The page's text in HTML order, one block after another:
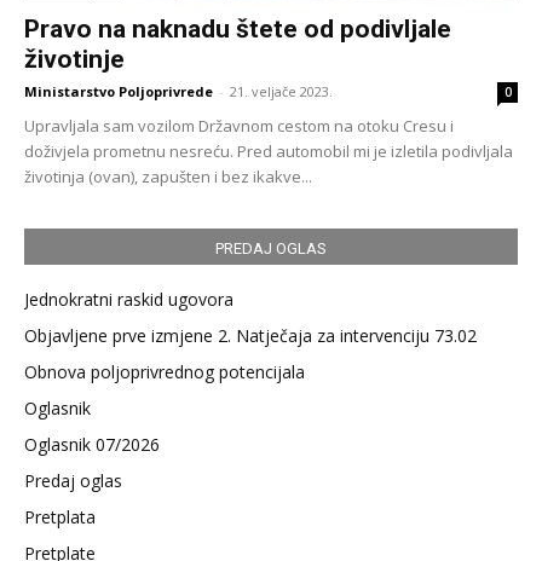
Pravo na naknadu štete od podivljale
životinje
Ministarstvo Poljoprivrede - 21. veljače 2023. 0
Upravljala sam vozilom Državnom cestom na otoku Cresu i
doživjela prometnu nesreću. Pred automobil mi je izletila podivljala
životinja (ovan), zapušten i bez ikakve...
PREDAJ OGLAS
Jednokratni raskid ugovora
Objavljene prve izmjene 2. Natječaja za intervenciju 73.02
Obnova poljoprivrednog potencijala
Oglasnik
Oglasnik 07/2026
Predaj oglas
Pretplata
Pretplate